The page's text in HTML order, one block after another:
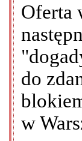
Oferta
do
w